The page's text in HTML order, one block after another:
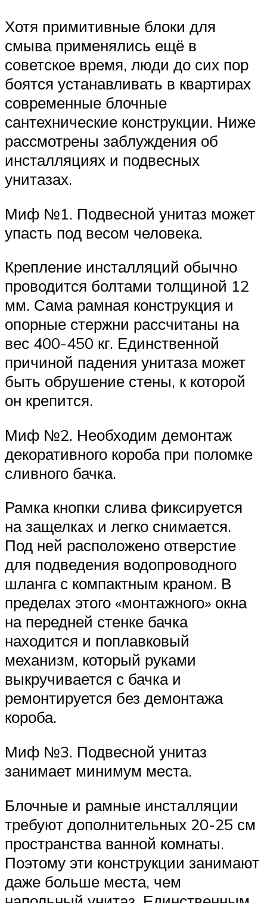
Хотя примитивные блоки для
смыва применялись ещё в
советское время, люди до сих пор
боятся устанавливать в квартирах
современные блочные
сантехнические конструкции. Ниже
рассмотрены заблуждения об
инсталляциях и подвесных
унитазах.
Миф №1. Подвесной унитаз может
упасть под весом человека.
Крепление инсталляций обычно
проводится болтами толщиной 12
мм. Сама рамная конструкция и
опорные стержни рассчитаны на
вес 400-450 кг. Единственной
причиной падения унитаза может
быть обрушение стены, к которой
он крепится.
Миф №2. Необходим демонтаж
декоративного короба при поломке
сливного бачка.
Рамка кнопки слива фиксируется
на защелках и легко снимается.
Под ней расположено отверстие
для подведения водопроводного
шланга с компактным краном. В
пределах этого «монтажного» окна
на передней стенке бачка
находится и поплавковый
механизм, который руками
выкручивается с бачка и
ремонтируется без демонтажа
короба.
Миф №3. Подвесной унитаз
занимает минимум места.
Блочные и рамные инсталляции
требуют дополнительных 20-25 см
пространства ванной комнаты.
Поэтому эти конструкции занимают
даже больше места, чем